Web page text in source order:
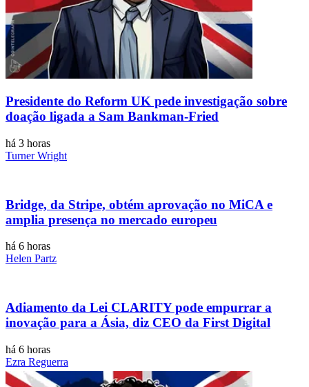
Presidente do Reform UK pede investigação sobre
doação ligada a Sam Bankman-Fried
há 3 horas
Turner Wright
Bridge, da Stripe, obtém aprovação no MiCA e
amplia presença no mercado europeu
há 6 horas
Helen Partz
Adiamento da Lei CLARITY pode empurrar a
inovação para a Ásia, diz CEO da First Digital
há 6 horas
Ezra Reguerra